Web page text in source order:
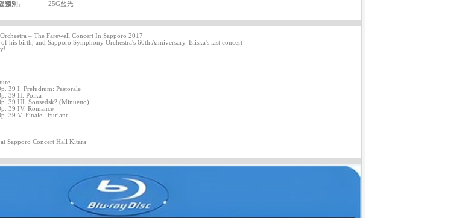
類別: 25G藍光
– The Farewell Concert In Sapporo 2017
his birth, and Sapporo Symphony Orchestra's 60th Anniversary. Eliska's last concert
39 I. Preludium: Pastorale
39 II. Polka
39 III. Sousedsk? (Minuetto)
39 IV. Romance
39 V. Finale : Furiant
Sapporo Concert Hall Kitara